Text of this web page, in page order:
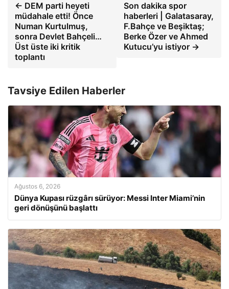
← DEM parti heyeti
müdahale etti! Önce
Numan Kurtulmuş,
sonra Devlet Bahçeli…
Üst üste iki kritik
toplantı
Son dakika spor
haberleri | Galatasaray,
F.Bahçe ve Beşiktaş;
Berke Özer ve Ahmed
Kutucu’yu istiyor →
Tavsiye Edilen Haberler
Ağustos 6, 2026
Dünya Kupası rüzgârı sürüyor: Messi Inter Miami’nin
geri dönüşünü başlattı